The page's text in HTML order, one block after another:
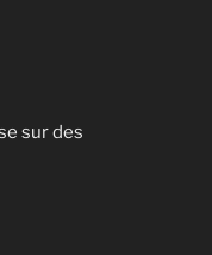
sur des